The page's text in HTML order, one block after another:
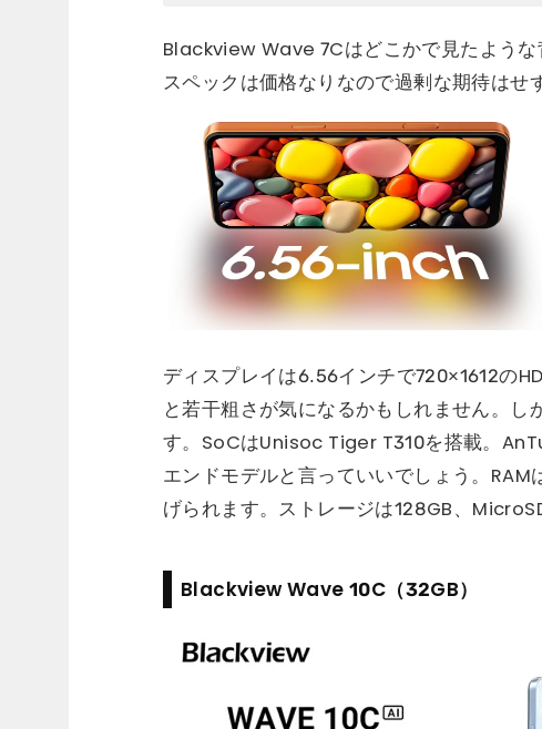
Blackview Wave 7Cはどこかで見たような
スペックは価格なりなので過剰な期待はせ
ディスプレイは6.56インチで720×1612の
と若干粗さが気になるかもしれません。
す。SoCはUnisoc Tiger T310を搭載。
エンドモデルと言っていいでしょう。
げられます。ストレージは128GB、
Blackview Wave 10C（32GB）